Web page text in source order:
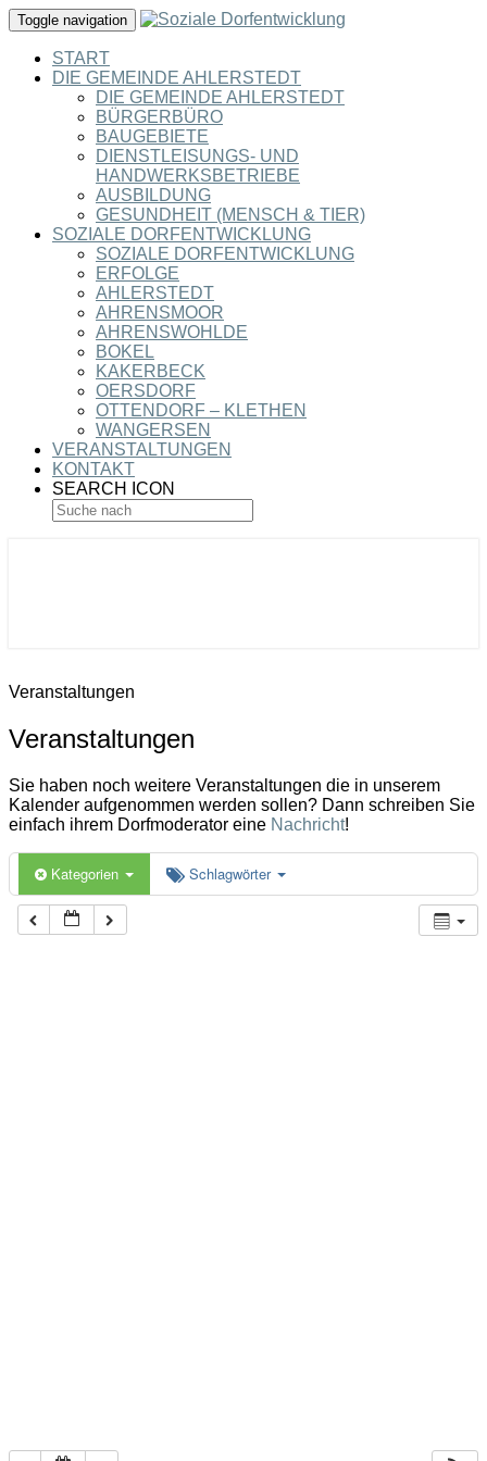
Toggle navigation
START
DIE GEMEINDE AHLERSTEDT
DIE GEMEINDE AHLERSTEDT
BÜRGERBÜRO
BAUGEBIETE
DIENSTLEISUNGS- UND
HANDWERKSBETRIEBE
AUSBILDUNG
GESUNDHEIT (MENSCH & TIER)
SOZIALE DORFENTWICKLUNG
SOZIALE DORFENTWICKLUNG
ERFOLGE
AHLERSTEDT
AHRENSMOOR
AHRENSWOHLDE
BOKEL
KAKERBECK
OERSDORF
OTTENDORF – KLETHEN
WANGERSEN
VERANSTALTUNGEN
KONTAKT
SEARCH ICON
Veranstaltungen
Veranstaltungen
Sie haben noch weitere Veranstaltungen die in unserem
Kalender aufgenommen werden sollen? Dann schreiben Sie
einfach ihrem Dorfmoderator eine Nachricht!
Kategorien Schlagwörter